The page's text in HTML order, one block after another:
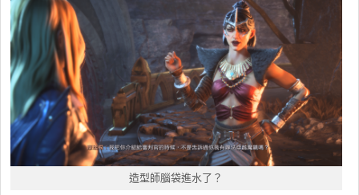
造型師腦袋進水了？